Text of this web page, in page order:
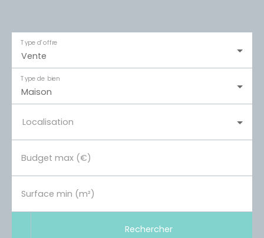
Vente
Type d'offre
Maison
Type de bien
Localisation
Budget max (€)
Surface min (m²)
Rechercher